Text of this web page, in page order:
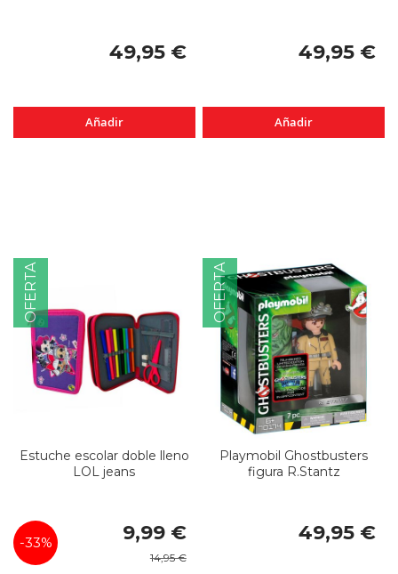
49,95 €
Añadir
49,95 €
Añadir
OFERTA
Estuche escolar doble lleno
LOL jeans
-33%
Precio
especial
9,99 €
14,95 €
OFERTA
Playmobil Ghostbusters
figura R.Stantz
49,95 €